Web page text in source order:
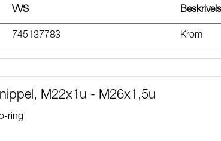
VVS
745137783 Krom
M22x1u - M26x1,5u
ring